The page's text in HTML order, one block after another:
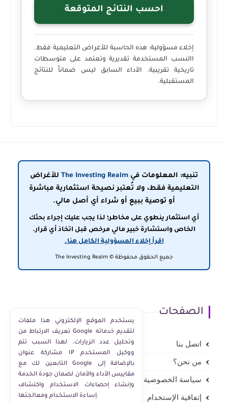
احسب النتائج المتوقعة
إخلاء مسؤولية: هذه الحاسبة للأغراض التعليمية فقط.
االنسب المستخدمة تقديرية وتعتمد على متوسطات
تاريخية تقريبية. الأداء السابق ليس ضماناً للنتائج
المستقبلية.
تنبيه: المعلومات في The Investing Realm للأغراض
التعليمية فقط، ولا تُعتبر نصيحة استثمارية مباشرة
أو توصية ببيع أو شراء أي أصل مالي.
أي استثمار ينطوي على مخاطر؛ لذا يجب عليك إجراء بحثك
الخاص واستشارة خبير مالي مرخص قبل اتخاذ أي قرار.
اقرأ إخلاء المسؤولية الكامل هنا.
جميع الحقوق محفوظة © The Investing Realm
الصفحات
اتصل بنا
من نحن؟
سياسة الخصوصية
إتفاقية الإستخدام
يستخدم الموقع الإلكتروني هذا ملفات
تعريف الارتباط من Google لتقديم خدماته
وتحليل عدد الزيارات. لهذا السبب تتم
مشاركة عنوان IP ووكيل المستخدم
التابعين لك مع Google بالإضافة إلى
مقاييس الأداء والأمان لضمان جودة الخدمة
وإنشاء إحصاءات الاستخدام واكتشاف
إساءة الاستخدام ومعالجتها.